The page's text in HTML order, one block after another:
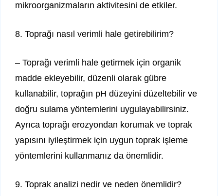
mikroorganizmaların aktivitesini de etkiler.
8. Toprağı nasıl verimli hale getirebilirim?
– Toprağı verimli hale getirmek için organik
madde ekleyebilir, düzenli olarak gübre
kullanabilir, toprağın pH düzeyini düzeltebilir ve
doğru sulama yöntemlerini uygulayabilirsiniz.
Ayrıca toprağı erozyondan korumak ve toprak
yapısını iyileştirmek için uygun toprak işleme
yöntemlerini kullanmanız da önemlidir.
9. Toprak analizi nedir ve neden önemlidir?